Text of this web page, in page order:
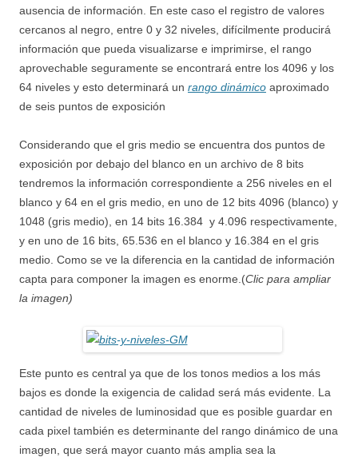
ausencia de información. En este caso el registro de valores
cercanos al negro, entre 0 y 32 niveles, difícilmente producirá
información que pueda visualizarse e imprimirse, el rango
aprovechable seguramente se encontrará entre los 4096 y los
64 niveles y esto determinará un rango dinámico aproximado
de seis puntos de exposición
Considerando que el gris medio se encuentra dos puntos de
exposición por debajo del blanco en un archivo de 8 bits
tendremos la información correspondiente a 256 niveles en el
blanco y 64 en el gris medio, en uno de 12 bits 4096 (blanco) y
1048 (gris medio), en 14 bits 16.384 y 4.096 respectivamente,
y en uno de 16 bits, 65.536 en el blanco y 16.384 en el gris
medio. Como se ve la diferencia en la cantidad de información
capta para componer la imagen es enorme.(Clic para ampliar
la imagen)
Este punto es central ya que de los tonos medios a los más
bajos es donde la exigencia de calidad será más evidente. La
cantidad de niveles de luminosidad que es posible guardar en
cada pixel también es determinante del rango dinámico de una
imagen, que será mayor cuanto más amplia sea la